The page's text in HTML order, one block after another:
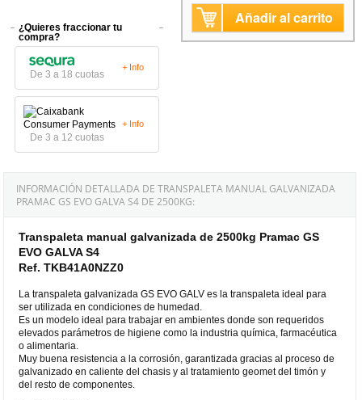
¿Quieres fraccionar tu
compra?
De 3 a 18 cuotas
+ Info
De 3 a 12 cuotas
+ Info
Añadir al carrito
INFORMACIÓN DETALLADA DE TRANSPALETA MANUAL GALVANIZADA
PRAMAC GS EVO GALVA S4 DE 2500KG:
Transpaleta manual galvanizada de 2500kg Pramac GS
EVO GALVA S4
Ref. TKB41A0NZZ0
La transpaleta galvanizada GS EVO GALV es la transpaleta ideal para
ser utilizada en condiciones de humedad.
Es un modelo ideal para trabajar en ambientes donde son requeridos
elevados parámetros de higiene como la industria química, farmacéutica
o alimentaria.
Muy buena resistencia a la corrosión, garantizada gracias al proceso de
galvanizado en caliente del chasis y al tratamiento geomet del timón y
del resto de componentes.